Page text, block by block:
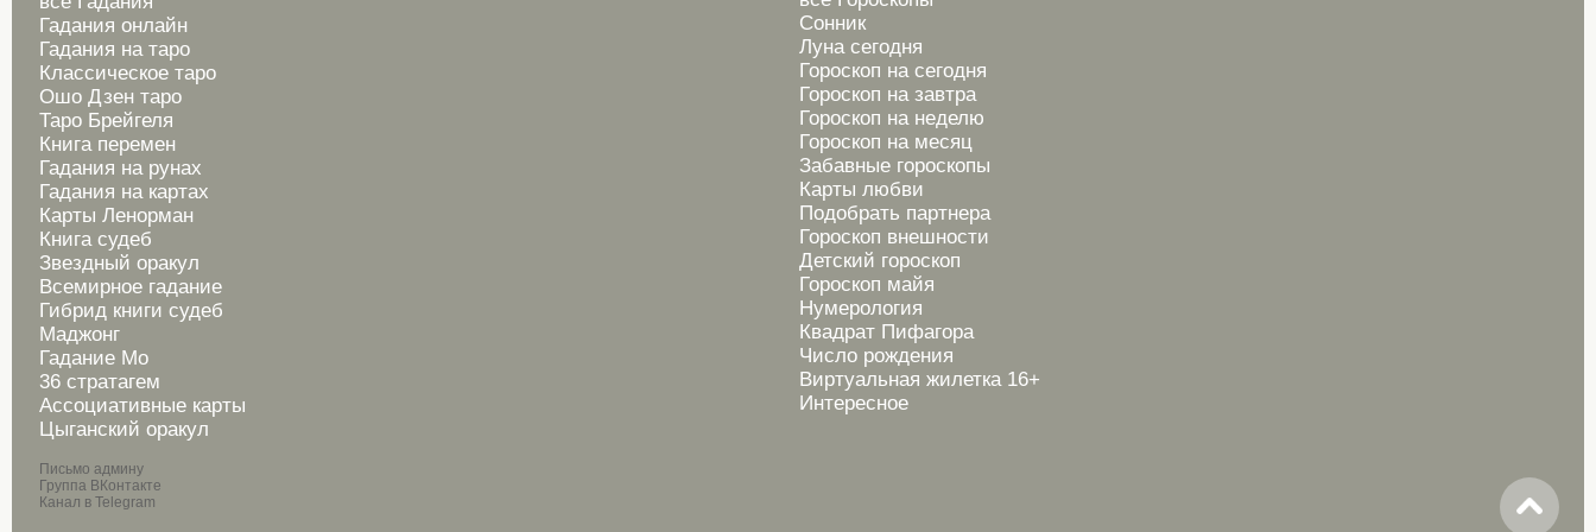
Гадания онлайн
Гадания на таро
Классическое таро
Ошо Дзен таро
Таро Брейгеля
Книга перемен
Гадания на рунах
Гадания на картах
Карты Ленорман
Книга судеб
Звездный оракул
Всемирное гадание
Гибрид книги судеб
Маджонг
Гадание Мо
36 стратагем
Ассоциативные карты
Цыганский оракул
Письмо админу
Группа ВКонтакте
Канал в Telegram
Сонник
Луна сегодня
Гороскоп на сегодня
Гороскоп на завтра
Гороскоп на неделю
Гороскоп на месяц
Забавные гороскопы
Карты любви
Подобрать партнера
Гороскоп внешности
Детский гороскоп
Гороскоп майя
Нумерология
Квадрат Пифагора
Число рождения
Виртуальная жилетка 16+
Интересное